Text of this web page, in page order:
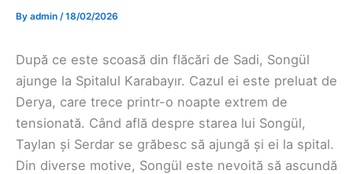
By admin /18/02/2026
După ce este scoasă din flăcări de Sadi, Songül
ajunge la Spitalul Karabayır. Cazul ei este preluat de
Derya, care trece printr-o noapte extrem de
tensionată. Când află despre starea lui Songül,
Taylan și Serdar se grăbesc să ajungă și ei la spital.
Din diverse motive, Songül este nevoită să ascundă